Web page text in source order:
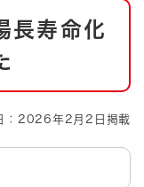
情
・消防
設置箇所
長寿命化
：2026年2月2日掲載